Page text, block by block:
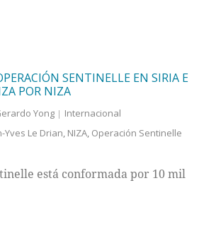
SENTINELLE EN SIRIA E
POR NIZA
Yong
Internacional
Yves Le Drian, NIZA, Operación Sentinelle
está conformada por 10 mil